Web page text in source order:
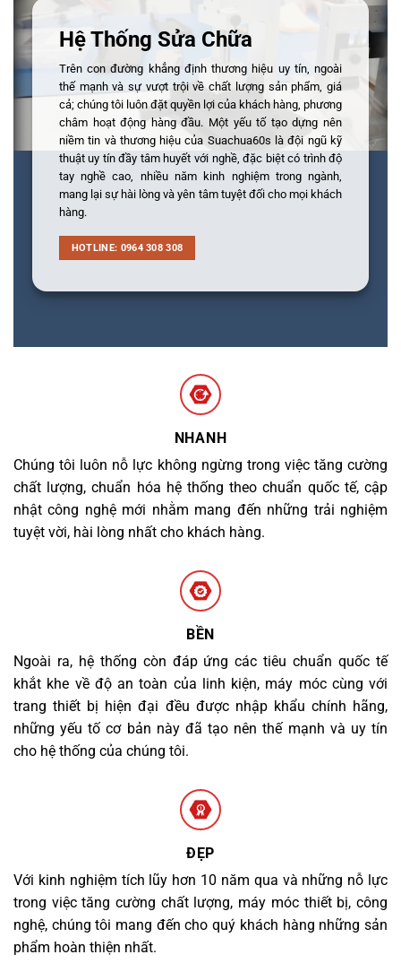
Hệ Thống Sửa Chữa
Trên con đường khẳng định thương hiệu uy tín, ngoài
thế mạnh và sự vượt trội về chất lượng sản phẩm, giá
cả; chúng tôi luôn đặt quyền lợi của khách hàng, phương
châm hoạt động hàng đầu. Một yếu tố tạo dựng nên
niềm tin và thương hiệu của Suachua60s là đội ngũ kỹ
thuật uy tín đầy tâm huyết với nghề, đặc biệt có trình độ
tay nghề cao, nhiều năm kinh nghiệm trong ngành,
mang lại sự hài lòng và yên tâm tuyệt đối cho mọi khách
hàng.
HOTLINE: 0964 308 308
NHANH
Chúng tôi luôn nỗ lực không ngừng trong việc tăng cường
chất lượng, chuẩn hóa hệ thống theo chuẩn quốc tế, cập
nhật công nghệ mới nhằm mang đến những trải nghiệm
tuyệt vời, hài lòng nhất cho khách hàng.
BỀN
Ngoài ra, hệ thống còn đáp ứng các tiêu chuẩn quốc tế
khắt khe về độ an toàn của linh kiện, máy móc cùng với
trang thiết bị hiện đại đều được nhập khẩu chính hãng,
những yếu tố cơ bản này đã tạo nên thế mạnh và uy tín
cho hệ thống của chúng tôi.
ĐẸP
Với kinh nghiệm tích lũy hơn 10 năm qua và những nỗ lực
trong việc tăng cường chất lượng, máy móc thiết bị, công
nghệ, chúng tôi mang đến cho quý khách hàng những sản
phẩm hoàn thiện nhất.